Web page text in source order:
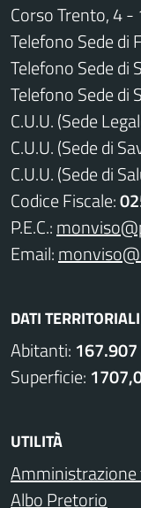
Corso Trento, 4 -
Telefono Sede di
Telefono Sede di
Telefono Sede di
C.U.U. (Sede
C.U.U. (Sede di
C.U.U. (Sede di
Codice Fiscale:
P.E.C.:
Email:
DATI TERRITORIALI
Abitanti:
Superficie:
UTILITÀ
Albo Pretorio